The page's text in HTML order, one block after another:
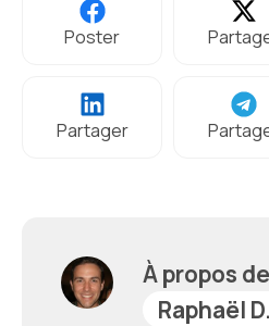
Poster
Partager
À propos
Raphaël D.